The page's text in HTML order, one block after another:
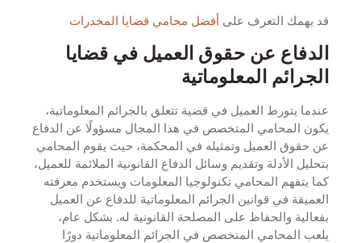
قد يهمك التعرف على أفضل محامي قضايا المخدرات
الدفاع عن حقوق العميل في قضايا
الجرائم المعلوماتية
عندما يتورط العميل في قضية تتعلق بالجرائم المعلوماتية،
يكون المحامي المتخصص في هذا المجال مسؤولًا عن الدفاع
عن حقوق العميل وتمثيله في المحكمة، حيث يقوم المحامي
بتحليل الأدلة وتقديم وسائل الدفاع القانونية الملائمة للعميل،
كما يتفهم المحامي تكنولوجيا المعلومات ويستخدم معرفته
العميقة في قوانين الجرائم المعلوماتية للدفاع عن العميل
بفعالية والحفاظ على المصلحة القانونية له. بشكل عام،
يلعب المحامي المتخصص في الجرائم المعلوماتية دورًا